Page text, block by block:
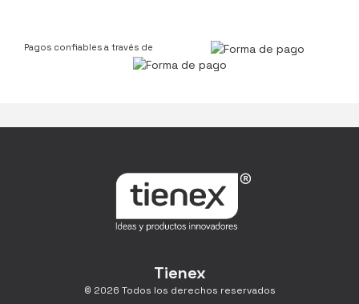
Pagos confiables a través de
Tienex
© 2026 Todos los derechos reservados